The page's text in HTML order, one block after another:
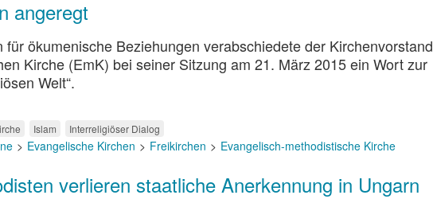
angeregt
ökumenische Beziehungen verabschiedete der
Kirche (EmK) bei seiner Sitzung am 21. März 2015 ein Wort zur
Welt“.
Islam Interreligiöser Dialog
Evangelische Kirchen Freikirchen Evangelisch-methodistische Kirche
verlieren staatliche Anerkennung in Ungarn